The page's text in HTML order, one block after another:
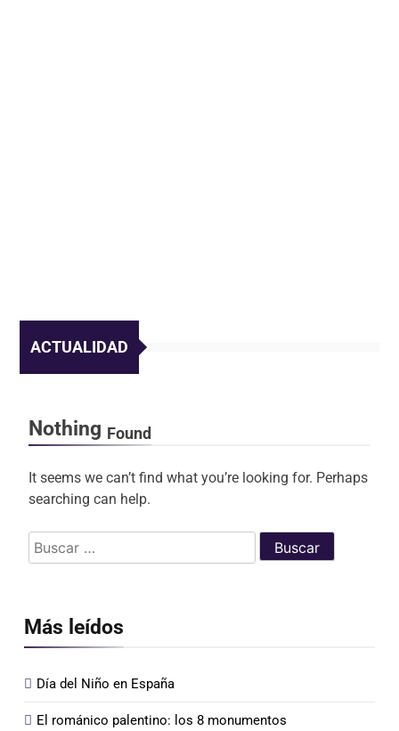
ACTUALIDAD
Más leídos
Día del Niño en España
El románico palentino: los 8 monumentos
Nothing Found
It seems we can’t find what you’re looking for. Perhaps
searching can help.
Buscar: